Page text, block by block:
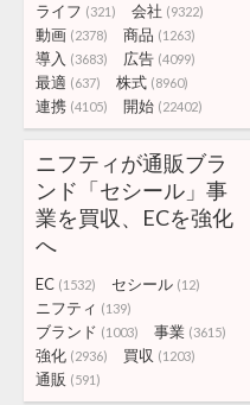
ライフ (321) 会社 (9322)
動画 (2378) 商品 (1263)
導入 (3683) 広告 (4099)
最適 (637) 株式 (8960)
連携 (4105) 開始 (22402)
ニフティが通販ブラ
ンド「セシール」事
業を買収、ECを強化
へ
EC (1532) セシール (12)
ニフティ (139)
ブランド (1003) 事業 (3615)
強化 (2936) 買収 (1203)
通販 (591)